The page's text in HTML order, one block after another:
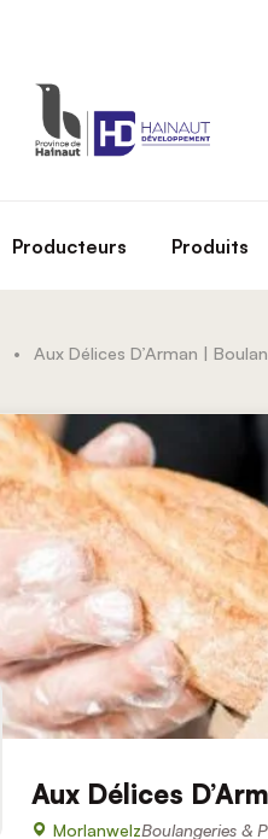
Producteurs Produits
•
Aux Délices
MorlanwelzBoulangeries &